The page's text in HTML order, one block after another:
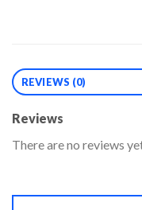
REVIEWS (0)
Reviews
There are no reviews